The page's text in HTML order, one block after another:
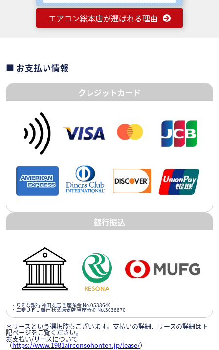
エアコン総本店が選ばれる理由
お支払い情報
クレジットカード
銀行振込
・りそな銀行 神田支店 当座預金 No.0538640
・三菱ＵＦＪ銀行 秋葉原支店 当座預金 No.3038870
＊リースという選択肢もございます。支払いの詳細、リースの詳細は下
記ページをご覧ください。
お支払い/リースについて
（https://www.1981airconsohonten.jp/lease/）